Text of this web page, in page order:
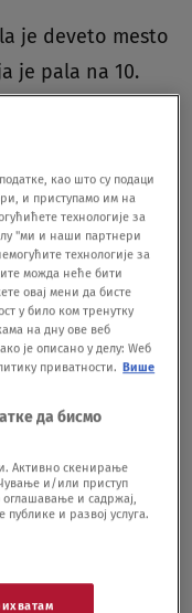
je deveto mesto
je pala na 10.
+/- PTS
8550
8056
5293
5168
као што су подаци
и приступамо им на
технологије за
"ми и наши партнери
технологије за
можда неће бити
овај мени да бисте
у било ком тренутку
на дну ове веб
је описано у делу: Wеб
приватности. Више
да бисмо
Активно скенирање
и/или приступ
и садржај,
и развој услуга.